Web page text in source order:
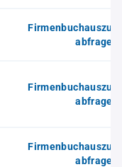
Firmenbuchauszug
abfragen
Firmenbuchauszug
abfragen
Firmenbuchauszug
abfragen